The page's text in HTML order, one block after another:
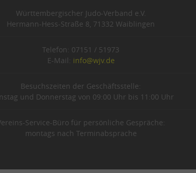
Württembergischer Judo-Verband e.V.
Hermann-Hess-Straße 8, 71332 Waiblingen
Telefon: 07151 / 51973
E-Mail: info@wjv.de
Besuchszeiten der Geschäftsstelle:
und Donnerstag von 09:00 Uhr bis 11:00 Uhr
Service-Büro für persönliche Gespräche:
montags nach Terminabsprache